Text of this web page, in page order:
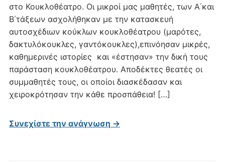
στο Κουκλοθέατρο. Οι μικροί μας μαθητές, των Α΄και
Β΄τάξεων ασχολήθηκαν με την κατασκευή
αυτοσχέδιων κούκλων κουκλοθέατρου (μαρότες,
δακτυλόκουκλες, γαντόκουκλες),επινόησαν μικρές,
καθημερινές ιστορίες και «έστησαν» την δική τους
παράσταση κουκλοθέατρου. Αποδέκτες θεατές οι
συμμαθητές τους, οι οποίοι διασκέδασαν και
χειροκρότησαν την κάθε προσπάθεια! […]
Συνεχίστε την ανάγνωση →